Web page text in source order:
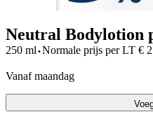
Neutral Bodylotion
250 ml·Normale prijs per LT €
vanaf maandag